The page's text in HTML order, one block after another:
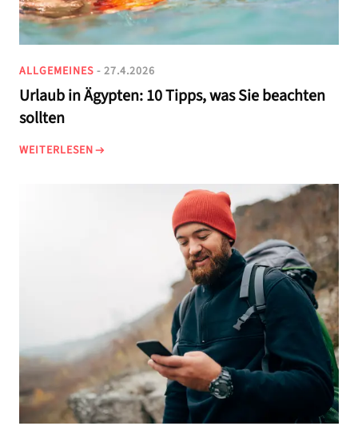
ALLGEMEINES - 27.4.2026
Urlaub in Ägypten: 10 Tipps, was Sie beachten
sollten
WEITERLESEN